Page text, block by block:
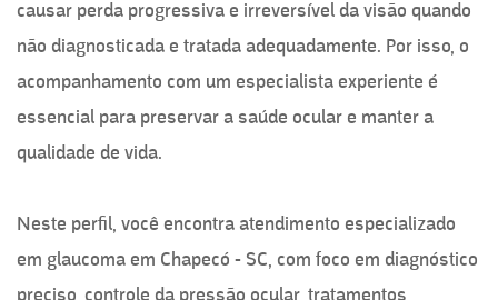
causar perda progressiva e irreversível da visão quando
não diagnosticada e tratada adequadamente. Por isso, o
acompanhamento com um especialista experiente é
essencial para preservar a saúde ocular e manter a
qualidade de vida.
Neste perfil, você encontra atendimento especializado
em glaucoma em Chapecó - SC, com foco em diagnóstico